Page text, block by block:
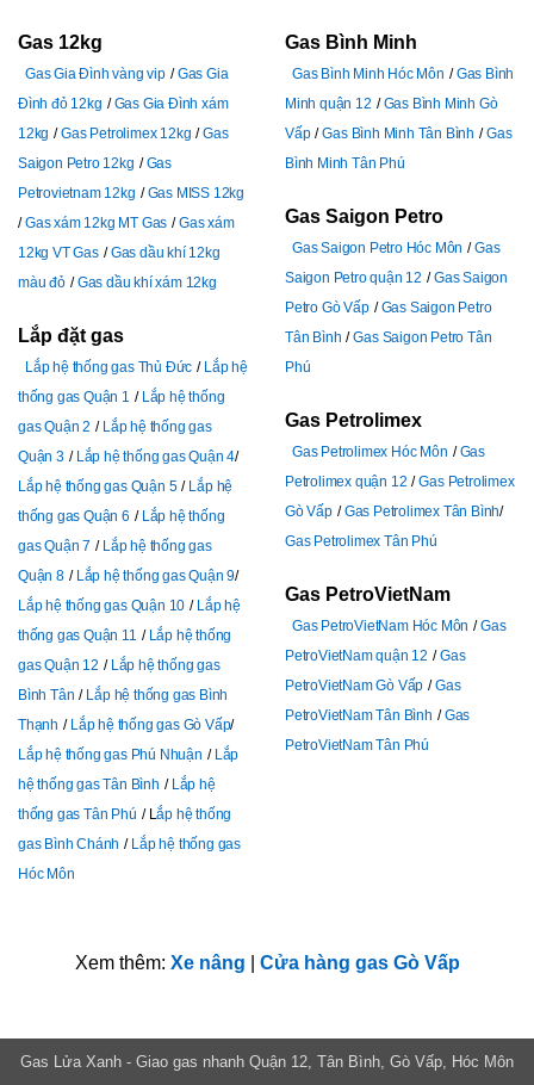
Gas 12kg
Gas Gia Đình vàng vip
Gas Gia
Đình đỏ 12kg
Gas Gia Đình xám
12kg
Gas Petrolimex 12kg
Gas
Saigon Petro 12kg
Gas
Petrovietnam 12kg
Gas MISS 12kg
Gas xám 12kg MT Gas
Gas xám
12kg VT Gas
Gas dầu khí 12kg
màu đỏ
Gas dầu khí xám 12kg
Lắp đặt gas
Lắp hệ thống gas Thủ Đức
Lắp hệ
thống gas Quận 1
Lắp hệ thống
gas Quận 2
Lắp hệ thống gas
Quận 3
Lắp hệ thống gas Quận 4
Lắp hệ thống gas Quận 5
Lắp hệ
thống gas Quận 6
Lắp hệ thống
gas Quận 7
Lắp hệ thống gas
Quận 8
Lắp hệ thống gas Quận 9
Lắp hệ thống gas Quận 10
Lắp hệ
thống gas Quận 11
Lắp hệ thống
gas Quận 12
Lắp hệ thống gas
Bình Tân
Lắp hệ thống gas Bình
Thạnh
Lắp hệ thống gas Gò Vấp
Lắp hệ thống gas Phú Nhuận
Lắp
hệ thống gas Tân Bình
Lắp hệ
thống gas Tân Phú
Lắp hệ thống
gas Bình Chánh
Lắp hệ thống gas
Hóc Môn
Gas Bình Minh
Gas Bình Minh Hóc Môn
Gas Bình
Minh quận 12
Gas Bình Minh Gò
Vấp
Gas Bình Minh Tân Bình
Gas
Bình Minh Tân Phú
Gas Saigon Petro
Gas Saigon Petro Hóc Môn
Gas
Saigon Petro quận 12
Gas Saigon
Petro Gò Vấp
Gas Saigon Petro
Tân Bình
Gas Saigon Petro Tân
Phú
Gas Petrolimex
Gas Petrolimex Hóc Môn
Gas
Petrolimex quận 12
Gas Petrolimex
Gò Vấp
Gas Petrolimex Tân Bình
Gas Petrolimex Tân Phú
Gas PetroVietNam
Gas PetroVietNam Hóc Môn
Gas
PetroVietNam quận 12
Gas
PetroVietNam Gò Vấp
Gas
PetroVietNam Tân Bình
Gas
PetroVietNam Tân Phú
Xem thêm: Xe nâng Cửa hàng gas Gò Vấp
Gas Lửa Xanh - Giao gas nhanh Quận 12, Tân Bình, Gò Vấp, Hóc Môn